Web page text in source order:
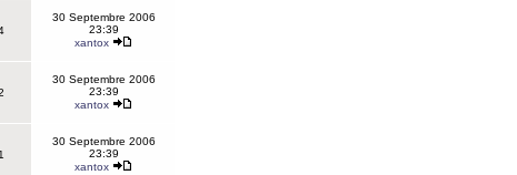
30 Septembre 2006
23:39
xantox
30 Septembre 2006
23:39
xantox
30 Septembre 2006
23:39
xantox